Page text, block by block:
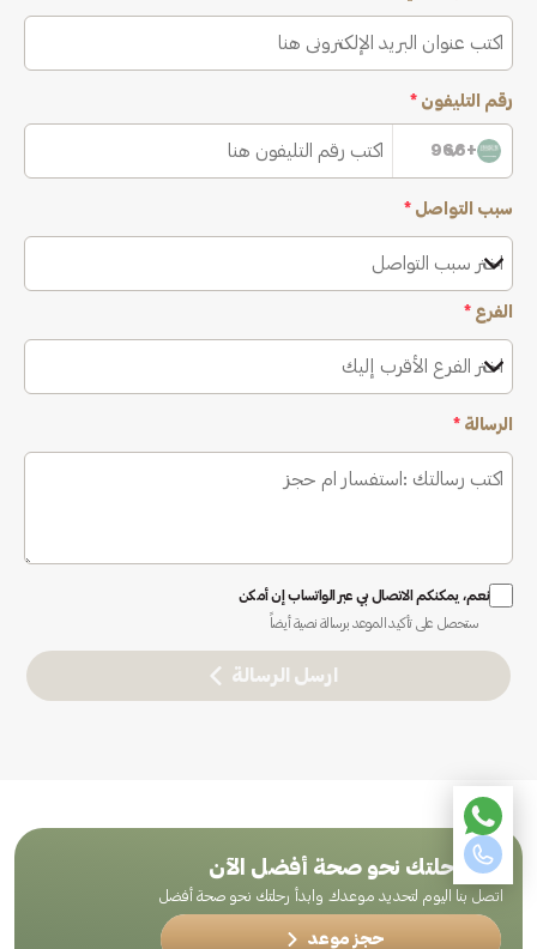
رقم التليفون *
+966
سبب التواصل *
اختر سبب التواصل
الفرع *
اختر الفرع الأقرب إليك
الرسالة *
نعم، يمكنكم الاتصال بي عبر الواتساب إن أمكن
ستحصل على تأكيد الموعد برسالة نصية أيضاً
ارسل الرسالة
ابدأ رحلتك نحو صحة أفضل الآن
اتصل بنا اليوم لتحديد موعدك وابدأ رحلتك نحو صحة أفضل
حجز موعد